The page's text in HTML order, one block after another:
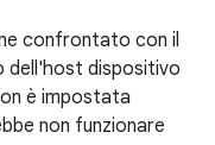
confrontato con il
dell'host dispositivo
è impostata
non funzionare